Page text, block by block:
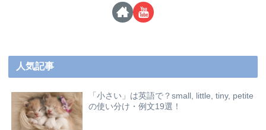
人気記事
「小さい」は英語で？small, little, tiny, petite
の使い分け・例文19選！